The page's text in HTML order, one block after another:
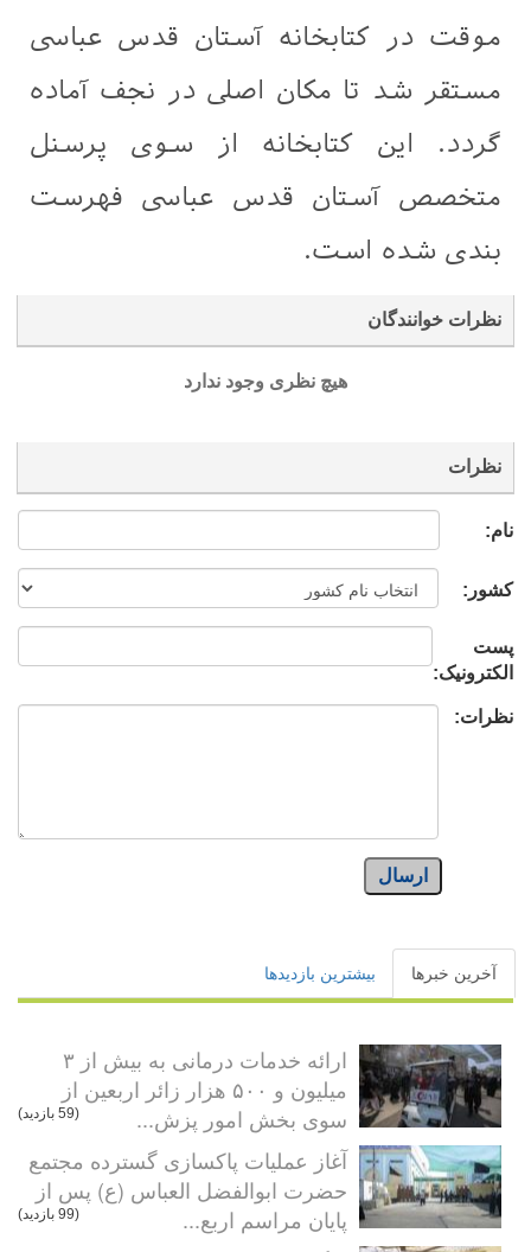
موقت در کتابخانه آستان قدس عباسی
مستقر شد تا مکان اصلی در نجف آماده
گردد. این کتابخانه از سوی پرسنل
متخصص آستان قدس عباسی فهرست
بندی شده است.
نظرات خوانندگان
هیچ نظری وجود ندارد
نظرات
نام:
کشور:
پست
الکترونیک:
نظرات:
ارسال
آخرین خبرها بیشترین بازدیدها
ارائه خدمات درمانی به بیش از ۳
میلیون و ۵۰۰ هزار زائر اربعین از
سوی بخش امور پزش...
(59 بازدید)
آغاز عملیات پاکسازی گسترده مجتمع
حضرت ابوالفضل العباس (ع) پس از
پایان مراسم اربع...
(99 بازدید)